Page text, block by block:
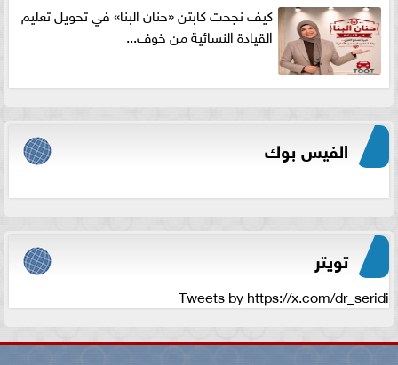
كيف نجحت كابتن «حنان البنا» في تحويل تعليم
القيادة النسائية من خوف...
الفيس بوك
تويتر
Tweets by https://x.com/dr_seridi